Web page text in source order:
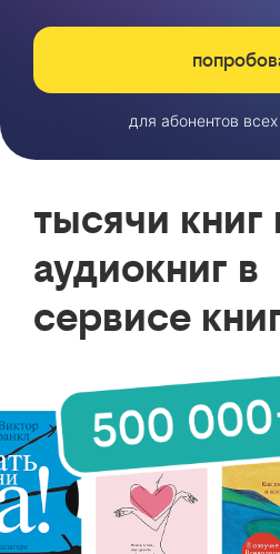
для абонентов
тысячи книг
аудиокниг в
сервисе